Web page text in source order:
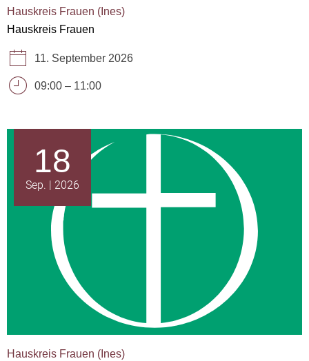
Hauskreis Frauen (Ines)
Hauskreis Frauen
11. September 2026
09:00 – 11:00
18
Sep. 2026
Hauskreis Frauen (Ines)